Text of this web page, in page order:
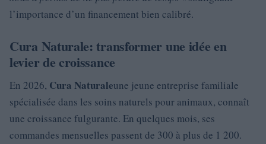
l’importance d’un financement bien calibré.
Cura Naturale: transformer une idée en
levier de croissance
En 2026, Cura Naturaleune jeune entreprise familiale
spécialisée dans les soins naturels pour animaux, connaît
une croissance fulgurante. En quelques mois, ses
commandes mensuelles passent de 300 à plus de 1 200.